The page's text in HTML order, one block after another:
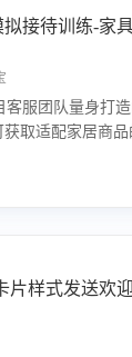
拟接待训练-家
客服团队量身打
获取适配家居商
下的专业应对能
片样式发送欢